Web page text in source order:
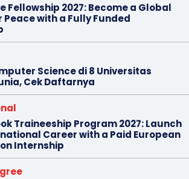
Fellowship 2027: Become a Global
Peace with a Fully Funded
Science di 8 Universitas
Cek Daftarnya
Traineeship Program 2027: Launch
Career with a Paid European
Internship